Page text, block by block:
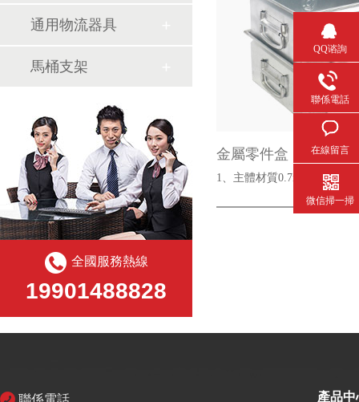
金屬零件盒
1、主體材質0.7mm厚的熱
通用物流器具
馬桶支架
全國服務熱線
19901488828
聯係電話 產品中
QQ谘詢
聯係電話
在線留言
微信掃一掃